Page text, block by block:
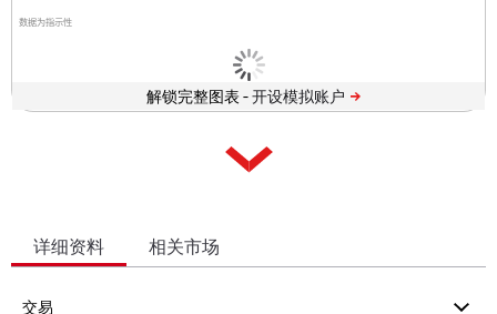
数据为指示性
解锁完整图表 -
详细资料 相关市场